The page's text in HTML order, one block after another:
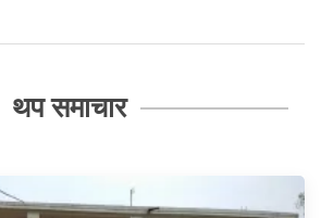
थप समाचार